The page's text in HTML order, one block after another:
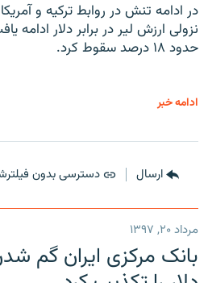
در ادامه تنش در روابط ترکیه و
نزولی ارزش لیر در برابر دلار ادامه
حدود ۱۸ درصد سقوط کرد.
ادامه خبر
ارسال دسترسی بدون
مرداد ۲۰, ۱۳۹۷